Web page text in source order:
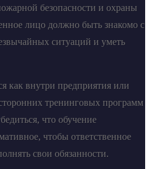
безопасности и охраны
лицо должно быть знакомо с
ситуаций и уметь
как внутри предприятия или
тренинговых программ
что обучение
чтобы ответственное
свои обязанности.